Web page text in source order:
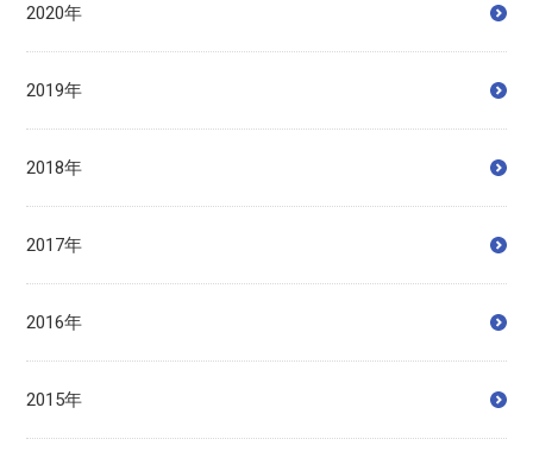
2020年
2019年
2018年
2017年
2016年
2015年